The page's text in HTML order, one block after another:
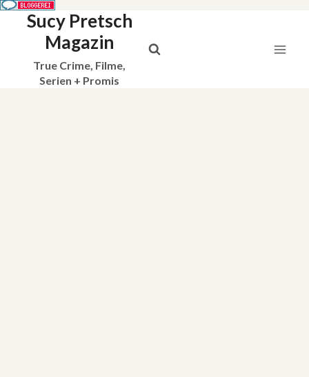
Sucy Pretsch
Magazin
True Crime, Filme,
Serien + Promis